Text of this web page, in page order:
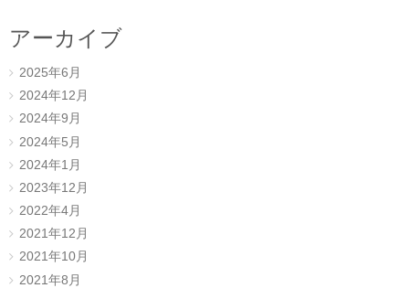
アーカイブ
2025年6月
2024年12月
2024年9月
2024年5月
2024年1月
2023年12月
2022年4月
2021年12月
2021年10月
2021年8月